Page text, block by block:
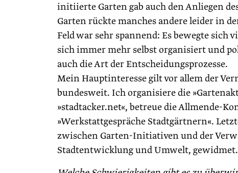
initiierte Garten gab auch den Anliegen
Garten rückte manches andere leider in
Feld war sehr spannend: Es bewegte
sich immer mehr selbst organisiert und
auch die Art der Entscheidungsprozesse.
Mein Hauptinteresse gilt vor allem der
bundesweit. Ich organisiere die
»stadtacker.net«, betreue die Allmende-
»Werkstattgespräche Stadtgärtnern«.
zwischen Garten-Initiativen und der
Stadtentwicklung und Umwelt, gewidmet.